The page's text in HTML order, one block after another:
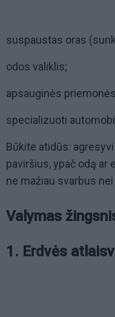
suspaustas oras
odos valiklis;
apsauginės
specializuoti
Būkite atidūs:
paviršius, ypač odą ar
ne mažiau svarbus nei
Valymas
1. Erdvės